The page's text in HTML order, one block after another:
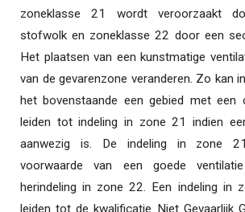
zoneklasse 21 wordt veroorzaakt
stofwolk en zoneklasse 22 door een
Het plaatsen van een kunstmatige
van de gevarenzone veranderen. Zo kan
het bovenstaande een gebied met een
leiden tot indeling in zone 21 indien
aanwezig is. De indeling in zone
voorwaarde van een goede
herindeling in zone 22. Een indeling in
leiden tot de kwalificatie Niet Gevaarlijk